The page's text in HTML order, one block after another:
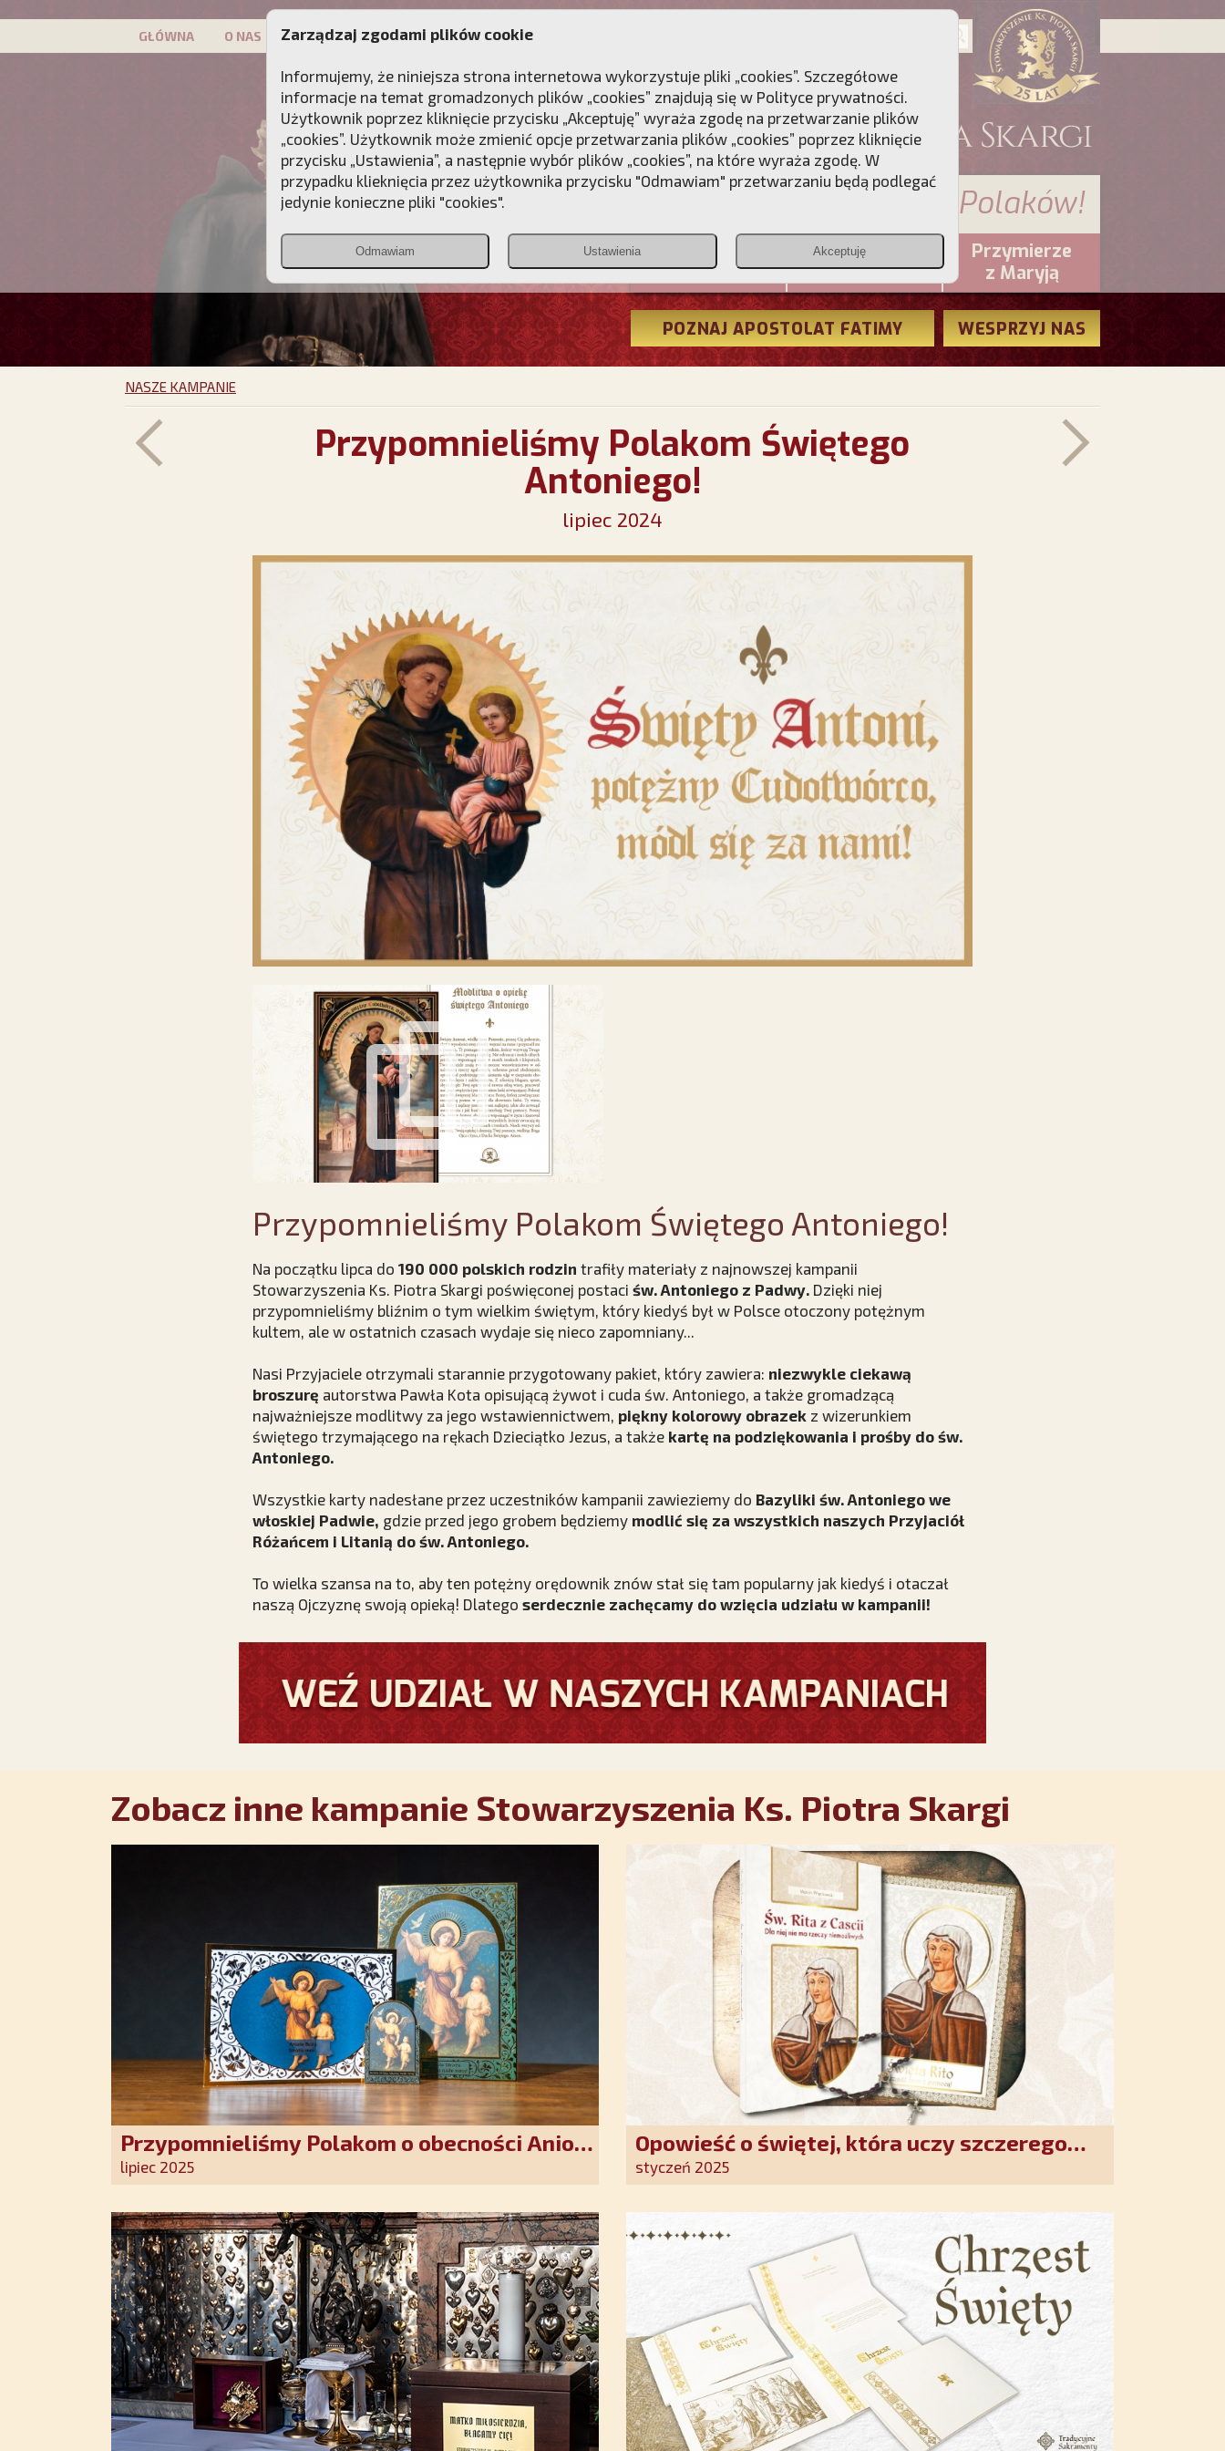
GŁÓWNA O NAS PATRON KAMPANIE DLA DUSZY
Przebudźmy sumienia Polaków!
Christiana
PCh24.pl
Przymierze
z Maryją
POZNAJ APOSTOLAT FATIMY WESPRZYJ NAS
NASZE KAMPANIE
Przypomnieliśmy Polakom Świętego
Antoniego!
lipiec 2024
Przypomnieliśmy Polakom Świętego Antoniego!
Na początku lipca do 190 000 polskich rodzin trafiły materiały z najnowszej kampanii
Stowarzyszenia Ks. Piotra Skargi poświęconej postaci św. Antoniego z Padwy. Dzięki niej
przypomnieliśmy bliźnim o tym wielkim świętym, który kiedyś był w Polsce otoczony potężnym
kultem, ale w ostatnich czasach wydaje się nieco zapomniany...
Nasi Przyjaciele otrzymali starannie przygotowany pakiet, który zawiera: niezwykle ciekawą
broszurę autorstwa Pawła Kota opisującą żywot i cuda św. Antoniego, a także gromadzącą
najważniejsze modlitwy za jego wstawiennictwem, piękny kolorowy obrazek z wizerunkiem
świętego trzymającego na rękach Dzieciątko Jezus, a także kartę na podziękowania i prośby do św.
Antoniego.
Wszystkie karty nadesłane przez uczestników kampanii zawieziemy do Bazyliki św. Antoniego we
włoskiej Padwie, gdzie przed jego grobem będziemy modlić się za wszystkich naszych Przyjaciół
Różańcem i Litanią do św. Antoniego.
To wielka szansa na to, aby ten potężny orędownik znów stał się tam popularny jak kiedyś i otaczał
naszą Ojczyznę swoją opieką! Dlatego serdecznie zachęcamy do wzięcia udziału w kampanii!
Zobacz inne kampanie Stowarzyszenia Ks. Piotra Skargi
Przypomnieliśmy Polakom o obecności Anioła
Stróża!
lipiec 2025
Opowieść o świętej, która uczy szczerego
oddania się Bogu. Duchowe wzmocnienie i
styczeń 2025
Zarządzaj zgodami plików cookie
Informujemy, że niniejsza strona internetowa wykorzystuje pliki „cookies”. Szczegółowe
informacje na temat gromadzonych plików „cookies” znajdują się w Polityce prywatności.
Użytkownik poprzez kliknięcie przycisku „Akceptuję” wyraża zgodę na przetwarzanie plików
„cookies”. Użytkownik może zmienić opcje przetwarzania plików „cookies” poprzez kliknięcie
przycisku „Ustawienia”, a następnie wybór plików „cookies”, na które wyraża zgodę. W
przypadku klieknięcia przez użytkownika przycisku "Odmawiam" przetwarzaniu będą podlegać
jedynie konieczne pliki "cookies".
Odmawiam Ustawienia Akceptuję